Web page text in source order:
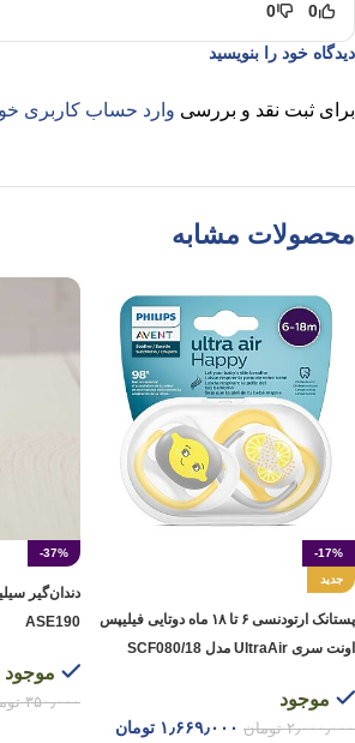
0
0
دیدگاه خود را بنویسید
برای ثبت نقد و بررسی وارد حساب کاربری
محصولات مشابه
-17%
جدید
پستانک ارتودنسی ۶ تا ۱۸ ماه دوتایی فیلیپس
اونت سری UltraAir مدل SCF080/18
موجود
۲٫۰۰۰٫۰۰۰ تومان ۱٫۶۶۹٫۰۰۰ تومان
-37%
دندان‌گیر
ASE190
موجود
۳۵۰٫۰۰۰